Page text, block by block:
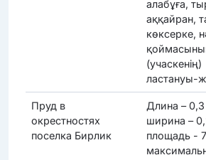
алабұға,
аққайран,
көксерке,
(учаскенің)
ластануы-
Пруд в
окрестностях
поселка Бирлик
Длина –
ширина –
площадь -